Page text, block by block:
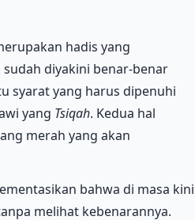
hadis yang
diyakini benar-benar
syarat yang harus dipenuhi
yang Tsiqah. Kedua hal
merah yang akan
bahwa di masa kini
melihat kebenarannya.